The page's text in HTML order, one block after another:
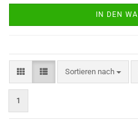
IN DEN
Sortieren nach
Sortieren nach
1